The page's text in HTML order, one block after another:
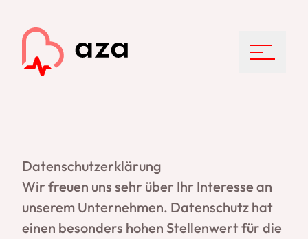
Menu
Datenschutz­erklärung
Wir freuen uns sehr über Ihr Interesse an
unserem Unternehmen. Datenschutz hat
einen besonders hohen Stellenwert für die